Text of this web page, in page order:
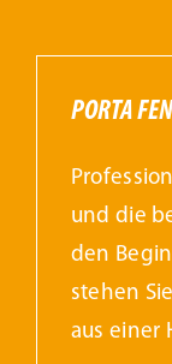
PORTA
und die
den
stehen
aus einer